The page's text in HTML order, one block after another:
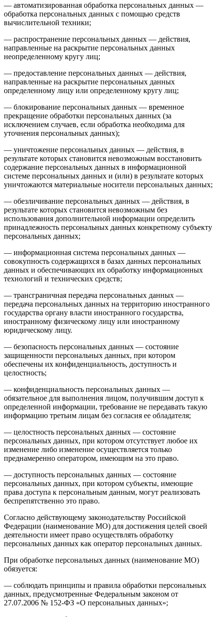
— автоматизированная обработка персональных данных —
обработка персональных данных с помощью средств
вычислительной техники;
— распространение персональных данных — действия,
направленные на раскрытие персональных данных
неопределенному кругу лиц;
— предоставление персональных данных — действия,
направленные на раскрытие персональных данных
определенному лицу или определенному кругу лиц;
— блокирование персональных данных — временное
прекращение обработки персональных данных (за
исключением случаев, если обработка необходима для
уточнения персональных данных);
— уничтожение персональных данных — действия, в
результате которых становится невозможным восстановить
содержание персональных данных в информационной
системе персональных данных и (или) в результате которых
уничтожаются материальные носители персональных данных;
— обезличивание персональных данных — действия, в
результате которых становится невозможным без
использования дополнительной информации определить
принадлежность персональных данных конкретному субъекту
персональных данных;
— информационная система персональных данных —
совокупность содержащихся в базах данных персональных
данных и обеспечивающих их обработку информационных
технологий и технических средств;
— трансграничная передача персональных данных —
передача персональных данных на территорию иностранного
государства органу власти иностранного государства,
иностранному физическому лицу или иностранному
юридическому лицу.
— безопасность персональных данных — состояние
защищенности персональных данных, при котором
обеспечены их конфиденциальность, доступность и
целостность;
— конфиденциальность персональных данных —
обязательное для выполнения лицом, получившим доступ к
определенной информации, требование не передавать такую
информацию третьим лицам без согласия ее обладателя;
— целостность персональных данных — состояние
персональных данных, при котором отсутствует любое их
изменение либо изменение осуществляется только
преднамеренно оператором, имеющим на это право.
— доступность персональных данных — состояние
персональных данных, при котором субъекты, имеющие
права доступа к персональным данным, могут реализовать
беспрепятственно это право.
Согласно действующему законодательству Российской
Федерации (наименование МО) для достижения целей своей
деятельности имеет право осуществлять обработку
персональных данных как оператор персональных данных.
При обработке персональных данных (наименование МО)
обязуется:
— соблюдать принципы и правила обработки персональных
данных, предусмотренные Федеральным законом от
27.07.2006 № 152-ФЗ «О персональных данных»;